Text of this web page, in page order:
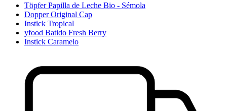
Töpfer Papilla de Leche Bio - Sémola
Dopper Original Cap
Instick Tropical
yfood Batido Fresh Berry
Instick Caramelo